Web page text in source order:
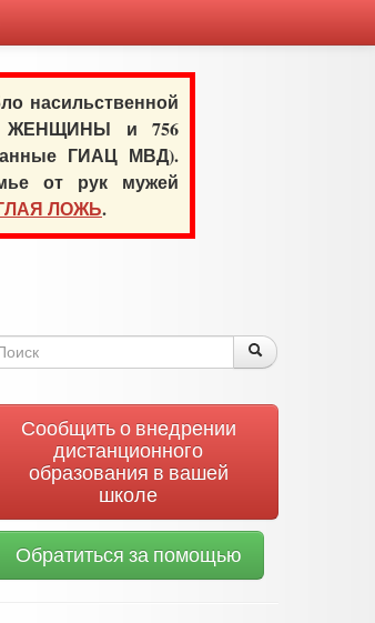
насильственной
ЖЕНЩИНЫ и 756
ГИАЦ МВД).
от рук мужей
ЛОЖЬ.
Поиск
Сообщить о внедрении
дистанционного
образования в вашей
школе
Обратиться за помощью